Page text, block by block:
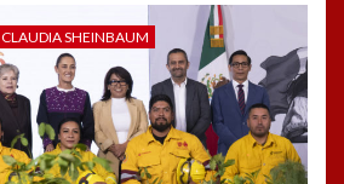
CLAUDIA SHEINBAUM